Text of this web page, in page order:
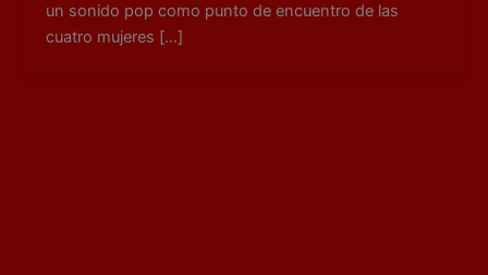
un sonido pop como punto de encuentro de las
cuatro mujeres […]